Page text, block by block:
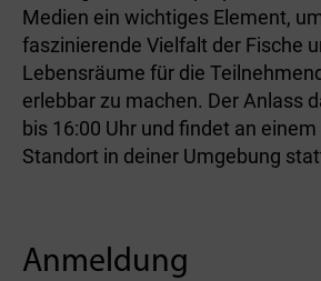
Medien ein wichtiges Element,
faszinierende Vielfalt der Fische
Lebensräume für die
erlebbar zu machen. Der Anlass
bis 16:00 Uhr und findet an
Standort in deiner Umgebung
Anmeldung